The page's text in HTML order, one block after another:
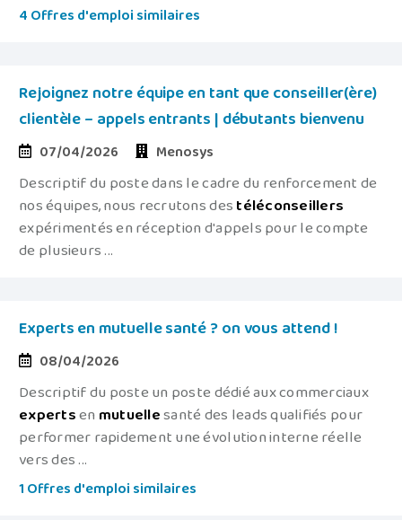
4 Offres d'emploi similaires
Rejoignez notre équipe en tant que conseiller(ère)
clientèle – appels entrants | débutants bienvenu
07/04/2026 Menosys
Descriptif du poste dans le cadre du renforcement de
nos équipes, nous recrutons destéléconseillers
expérimentés en réception d'appels pour le compte
de plusieurs ...
Experts en mutuelle santé ? on vous attend !
08/04/2026
Descriptif du poste un poste dédié aux commerciaux
expertsenmutuellesanté des leads qualifiés pour
performer rapidement une évolution interne réelle
vers des ...
1 Offres d'emploi similaires